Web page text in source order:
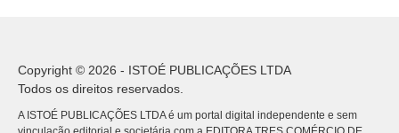
Copyright © 2026 - ISTOÉ PUBLICAÇÕES LTDA
Todos os direitos reservados.
A ISTOÉ PUBLICAÇÕES LTDA é um portal digital independente e sem